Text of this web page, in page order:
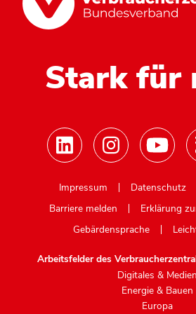
Stark für
Impressum
Datenschutz
Barriere melden
Erklärung
Gebärdensprache
Arbeitsfelder des
Digitales & Medien
Energie & Bauen
Europa